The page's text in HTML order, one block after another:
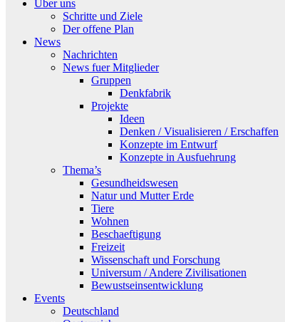
Über uns
Schritte und Ziele
Der offene Plan
News
Nachrichten
News fuer Mitglieder
Gruppen
Denkfabrik
Projekte
Ideen
Denken / Visualisieren / Erschaffen
Konzepte im Entwurf
Konzepte in Ausfuehrung
Thema’s
Gesundheidswesen
Natur und Mutter Erde
Tiere
Wohnen
Beschaeftigung
Freizeit
Wissenschaft und Forschung
Universum / Andere Zivilisationen
Bewustseinsentwicklung
Events
Deutschland